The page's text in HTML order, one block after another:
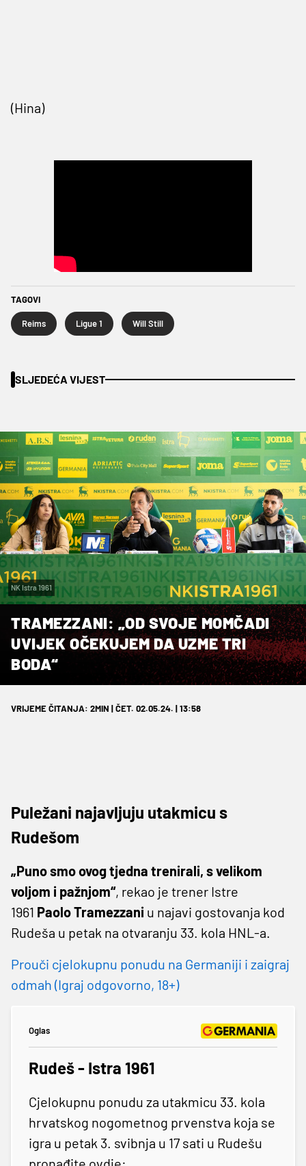
(Hina)
TAGOVI
Reims Ligue 1 Will Still
SLJEDEĆA VIJEST
NK Istra 1961
TRAMEZZANI: „OD SVOJE MOMČADI
UVIJEK OČEKUJEM DA UZME TRI
BODA“
VRIJEME ČITANJA: 2MIN | ČET. 02.05.24. | 13:58
Puležani najavljuju utakmicu s
Rudešom
„Puno smo ovog tjedna trenirali, s velikom
voljom i pažnjom“, rekao je trener Istre
1961 PaoloTramezzani u najavi gostovanja kod
Rudeša u petak na otvaranju 33. kola HNL-a.
Prouči cjelokupnu ponudu na Germaniji i zaigraj
odmah (Igraj odgovorno, 18+)
Oglas
Rudeš - Istra 1961
Cjelokupnu ponudu za utakmicu 33. kola
hrvatskog nogometnog prvenstva koja se
igra u petak 3. svibnja u 17 sati u Rudešu